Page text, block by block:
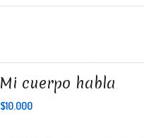
Mi cuerpo habla
$10.000